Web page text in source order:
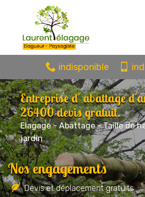
indisponible
Entreprise d' abattage
26400 devis gratuit.
Elagage - Abattage - Taille de
jardin
Nos engagements
Devis et déplacement gratuits